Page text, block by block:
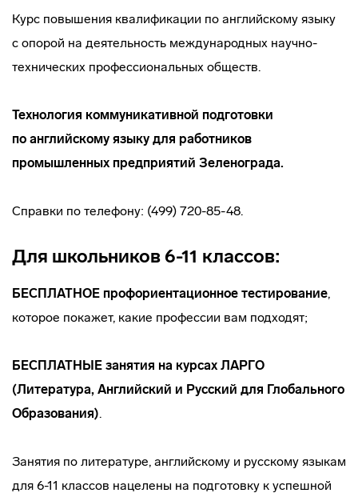
Курс повышения квалификации по английскому языку
с опорой на деятельность международных научно-
технических профессиональных обществ.
Технология коммуникативной подготовки
по английскому языку для работников
промышленных предприятий Зеленограда.
Справки по телефону: (499) 720-85-48.
Для школьников 6-11 классов:
БЕСПЛАТНОЕ профориентационное тестирование,
которое покажет, какие профессии вам подходят;
БЕСПЛАТНЫЕ занятия на курсах ЛАРГО
(Литература, Английский и Русский для Глобального
Образования).
Занятия по литературе, английскому и русскому языкам
для 6-11 классов нацелены на подготовку к успешной